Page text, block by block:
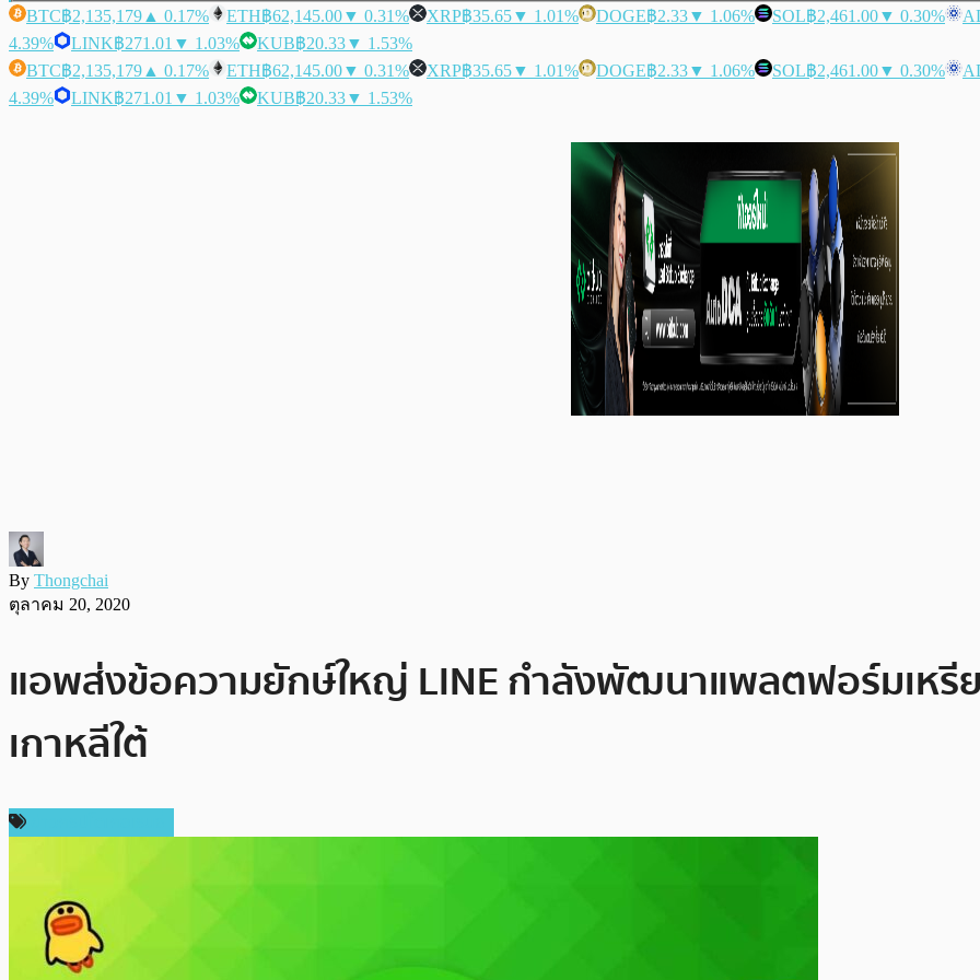
BTC฿2,135,179 ▲ 0.17% ETH฿62,145.00▼ 0.31% XRP฿35.65▼ 1.01% DOGE฿2.33▼ 1.06% SOL฿2,461.00▼ 0.30%
4.39%
LINK฿271.01 ▼ 1.03% KUB฿20.33▼ 1.53%
BTC฿2,135,179 ▲ 0.17% ETH฿62,145.00▼ 0.31% XRP฿35.65▼ 1.01% DOGE฿2.33▼ 1.06% SOL฿2,461.00▼ 0.30%
4.39%
LINK฿271.01 ▼ 1.03% KUB฿20.33▼ 1.53%
By Thongchai
ตุลาคม 20, 2020
แอพส่งข้อความยักษ์ใหญ่ LINE กำลังพัฒนาแพลตฟอร์มเหรี
เกาหลีใต้